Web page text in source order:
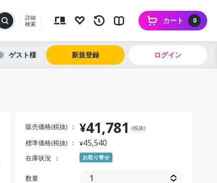
詳細
検索
0
カート
ゲスト 新規登録 ログイン
販売価格(税抜) ¥41,781 (税抜)
標準価格(税抜) ¥45,540
在庫状況 お取り寄せ
数量